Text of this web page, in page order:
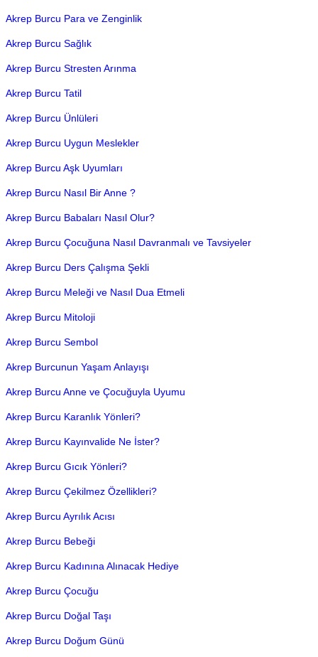
Akrep Burcu Para ve Zenginlik
Akrep Burcu Sağlık
Akrep Burcu Stresten Arınma
Akrep Burcu Tatil
Akrep Burcu Ünlüleri
Akrep Burcu Uygun Meslekler
Akrep Burcu Aşk Uyumları
Akrep Burcu Nasıl Bir Anne ?
Akrep Burcu Babaları Nasıl Olur?
Akrep Burcu Çocuğuna Nasıl Davranmalı ve Tavsiyeler
Akrep Burcu Ders Çalışma Şekli
Akrep Burcu Meleği ve Nasıl Dua Etmeli
Akrep Burcu Mitoloji
Akrep Burcu Sembol
Akrep Burcunun Yaşam Anlayışı
Akrep Burcu Anne ve Çocuğuyla Uyumu
Akrep Burcu Karanlık Yönleri?
Akrep Burcu Kayınvalide Ne İster?
Akrep Burcu Gıcık Yönleri?
Akrep Burcu Çekilmez Özellikleri?
Akrep Burcu Ayrılık Acısı
Akrep Burcu Bebeği
Akrep Burcu Kadınına Alınacak Hediye
Akrep Burcu Çocuğu
Akrep Burcu Doğal Taşı
Akrep Burcu Doğum Günü